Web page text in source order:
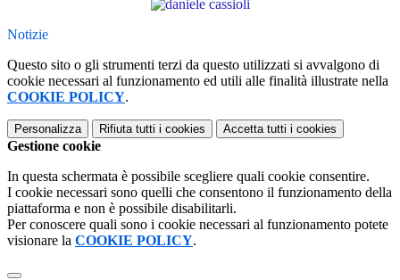
Notizie
Questo sito o gli strumenti terzi da questo utilizzati si avvalgono di
cookie necessari al funzionamento ed utili alle finalità illustrate nella
COOKIE POLICY.
Personalizza Rifiuta tutti i cookies Accetta tutti i cookies
Gestione cookie
In questa schermata è possibile scegliere quali cookie consentire.
I cookie necessari sono quelli che consentono il funzionamento della
piattaforma e non è possibile disabilitarli.
Per conoscere quali sono i cookie necessari al funzionamento potete
visionare la COOKIE POLICY.